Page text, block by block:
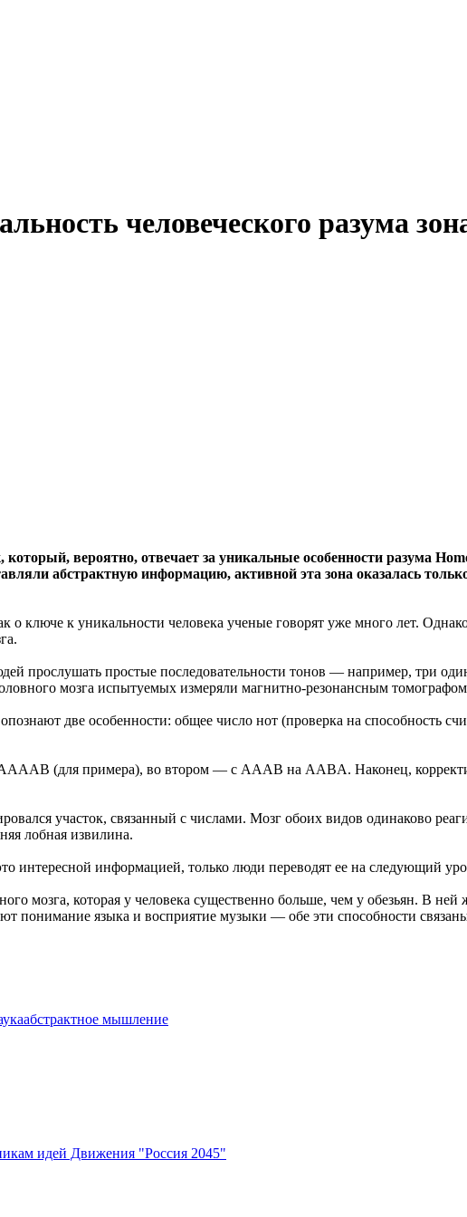
человеческого разума
вероятно, отвечает за уникальные особенности разума
абстрактную информацию, активной эта зона оказалась
ключе к уникальности человека ученые говорят уже много лет.
прослушать простые последовательности тонов — например, три
мозга испытуемых измеряли магнитно-резонансным
две особенности: общее число нот (проверка на способность
(для примера), во втором — с AAAB на AABA. Наконец,
участок, связанный с числами. Мозг обоих видов одинаково
лобная извилина.
интересной информацией, только люди переводят ее на следующий
мозга, которая у человека существенно больше, чем у обезьян. В ней
понимание языка и восприятие музыки — обе эти способности
абстрактное мышление
идей Движения "Россия 2045"